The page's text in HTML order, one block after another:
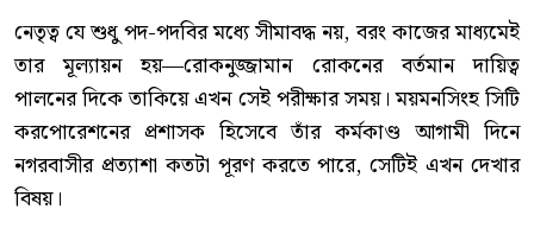
নেতৃত্ব যে শুধু পদ-পদবির মধ্যে সীমাবদ্ধ নয়, বরং কাজের মাধ্যমেই
তার মূল্যায়ন হয়—রোকনুজ্জামান রোকনের বর্তমান দায়িত্ব
পালনের দিকে তাকিয়ে এখন সেই পরীক্ষার সময়। ময়মনসিংহ সিটি
করপোরেশনের প্রশাসক হিসেবে তাঁর কর্মকাণ্ড আগামী দিনে
নগরবাসীর প্রত্যাশা কতটা পূরণ করতে পারে, সেটিই এখন দেখার
বিষয়।